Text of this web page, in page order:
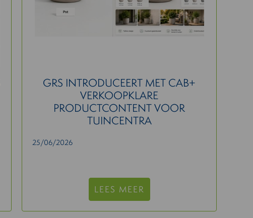
GRS INTRODUCEERT MET CAB+
VERKOOPKLARE
PRODUCTCONTENT VOOR
TUINCENTRA
25/06/2026
LEES MEER